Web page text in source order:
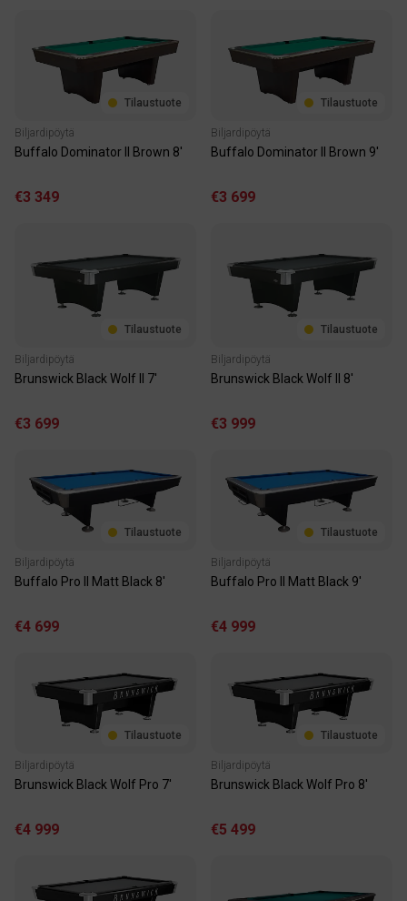
Tilaustuote
Biljardipöytä
Buffalo Dominator II Brown 8'
€3 349
Tilaustuote
Biljardipöytä
Buffalo Dominator II Brown 9'
€3 699
Tilaustuote
Biljardipöytä
Brunswick Black Wolf II 7'
€3 699
Tilaustuote
Biljardipöytä
Brunswick Black Wolf II 8'
€3 999
Tilaustuote
Biljardipöytä
Buffalo Pro II Matt Black 8'
€4 699
Tilaustuote
Biljardipöytä
Buffalo Pro II Matt Black 9'
€4 999
Tilaustuote
Biljardipöytä
Brunswick Black Wolf Pro 7'
€4 999
Tilaustuote
Biljardipöytä
Brunswick Black Wolf Pro 8'
€5 499